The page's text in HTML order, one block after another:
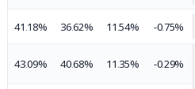
-0.75%
11.54%
36.62%
41.18%
-0.29%
11.35%
40.68%
43.09%